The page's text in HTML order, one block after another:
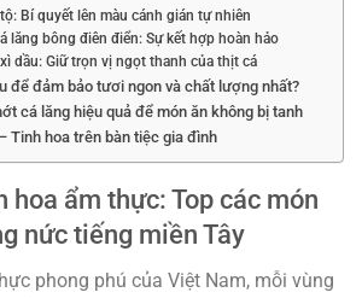
Bí quyết lên màu cánh gián tự nhiên
lăng bông điên điển: Sự kết hợp hoàn hảo
dầu: Giữ trọn vị ngọt thanh của thịt cá
để đảm bảo tươi ngon và chất lượng nhất?
cá lăng hiệu quả để món ăn không bị tanh
Tinh hoa trên bàn tiệc gia đình
hoa ẩm thực: Top các món
nức tiếng miền Tây
phong phú của Việt Nam, mỗi vùng